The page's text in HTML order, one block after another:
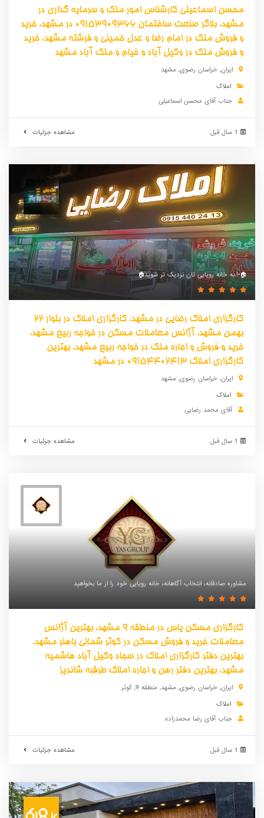
محسن اسماعیلی کارشناس امور ملک و سرمایه گذاری در
مشهد، بلاگر صنعت ساختمان 09153909366 در مشهد، خرید
و فروش ملک در امام رضا و عدل خمینی و فرشته مشهد، خرید
و فروش ملک در وکیل آباد و خیام و ملک آباد مشهد
ایران, خراسان رضوی, مشهد
املاک
جناب آقای محسن اسماعیلی
مشاهده جزئیات 1 سال قبل
🏠به خانه رویایی تان نزدیک تر شوید.!•🏠
کارگزاری املاک رضایی در مشهد، کارگزاری املاک در بلوار 22
بهمن مشهد، آژانس معاملات مسکن در خواجه ربیع مشهد،
خرید و فروش و اجاره ملک در خواجه ربیع مشهد، بهترین
کارگزاری املاک 09154402413 در مشهد
ایران, خراسان رضوی, مشهد
املاک
آقای محمد رضایی
مشاهده جزئیات 1 سال قبل
مشاوره صادقانه، انتخاب آگاهانه، خانه رویایی خود را از ما بخواهید
کارگزاری مسکن یاس در منطقه 9 مشهد، بهترین آژانس
معاملات خرید و فروش مسکن در کوثر شمالی باهنر مشهد،
بهترین دفتر کارگزاری املاک در سجاد وکیل آباد هاشمیه
مشهد، بهترین دفتر رهن و اجاره املاک طرقبه شاندیز
ایران, خراسان رضوی, مشهد, منطقه 9, کوثر
املاک
جناب آقای رضا محمدزاده
مشاهده جزئیات 1 سال قبل